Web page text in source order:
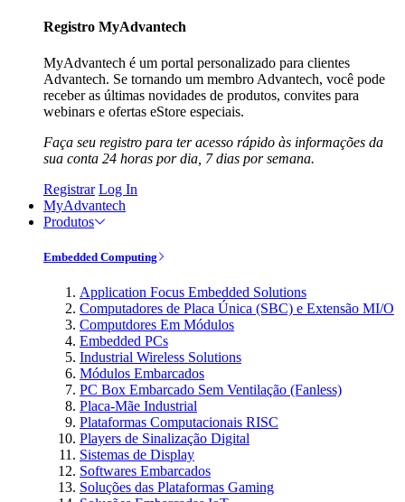
Registro MyAdvantech
MyAdvantech é um portal personalizado para clientes
Advantech. Se tornando um membro Advantech, você pode
receber as últimas novidades de produtos, convites para
webinars e ofertas eStore especiais.
Faça seu registro para ter acesso rápido às informações da
sua conta 24 horas por dia, 7 dias por semana.
Registrar Log In
MyAdvantech
Produtos
Embedded Computing
Application Focus Embedded Solutions
Computadores de Placa Única (SBC) e Extensão MI/O
Computdores Em Módulos
Embedded PCs
Industrial Wireless Solutions
Módulos Embarcados
PC Box Embarcado Sem Ventilação (Fanless)
Placa-Mãe Industrial
Plataformas Computacionais RISC
Players de Sinalização Digital
Sistemas de Display
Softwares Embarcados
Soluções das Plataformas Gaming